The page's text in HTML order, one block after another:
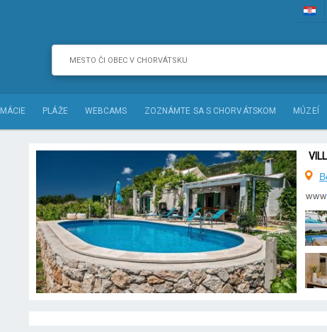
PLÁŽE WEBCAMS ZOZNÁMTE SA S CHORVÁTSKOM MÚZEÍ